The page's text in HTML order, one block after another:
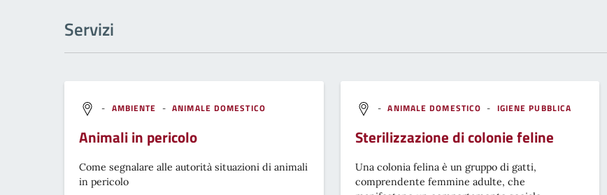
Servizi
- AMBIENTE -ANIMALE DOMESTICO
Animali in pericolo
Come segnalare alle autorità situazioni di animali
in pericolo
- ANIMALE DOMESTICO - IGIENE PUBBLICA
Sterilizzazione di colonie feline
Una colonia felina è un gruppo di gatti,
comprendente femmine adulte, che